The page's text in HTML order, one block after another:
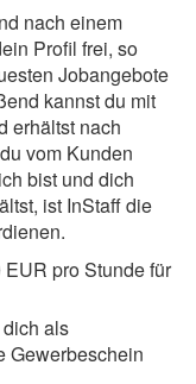
nach einem
Profil frei, so
Jobangebote
kannst du mit
erhältst nach
vom Kunden
bist und dich
ist InStaff die
pro Stunde für
als
Gewerbeschein